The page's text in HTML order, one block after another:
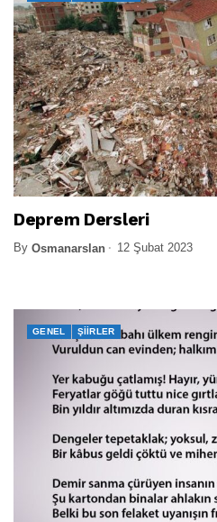
Deprem Dersleri
By Osmanarslan 12 Şubat 2023
GENEL ŞIIRLER